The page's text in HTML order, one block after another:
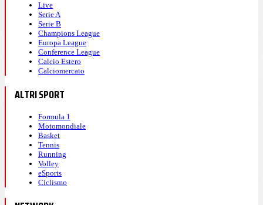
Live
Serie A
Serie B
Champions League
Europa League
Conference League
Calcio Estero
Calciomercato
ALTRI SPORT
Formula 1
Motomondiale
Basket
Tennis
Running
Volley
eSports
Ciclismo